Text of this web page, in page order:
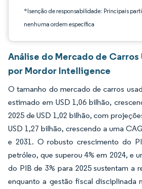
*Isenção de responsabilidade: Principais
nenhuma ordem específica
Análise do Mercado de Carros
por Mordor Intelligence
O tamanho do mercado de carros
estimado em USD 1,06 bilhão,
2025 de USD 1,02 bilhão, com
USD 1,27 bilhão, crescendo a uma
e 2031. O robusto crescimento do
petróleo, que superou 4% em 2024, e
do PIB de 3% para 2025 sustentam a
enquanto a gestão fiscal disciplinada